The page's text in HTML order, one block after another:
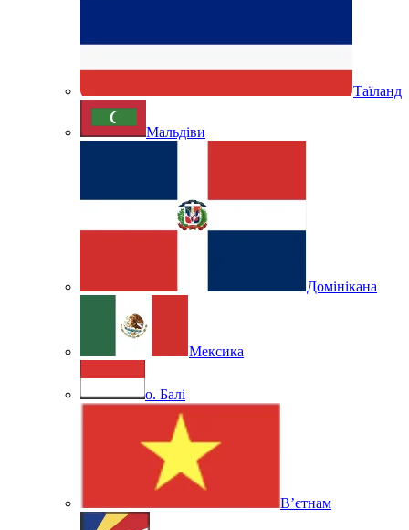
Таїланд
Мальдіви
Домінікана
Мексика
о. Балі
В’єтнам